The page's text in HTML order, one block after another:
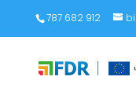
787 682 912